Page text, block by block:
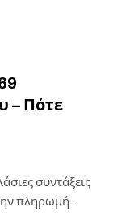
– Πότε
συντάξεις
πληρωμή